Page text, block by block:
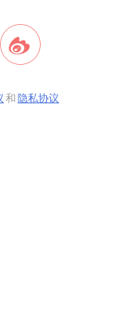
和隐私协议